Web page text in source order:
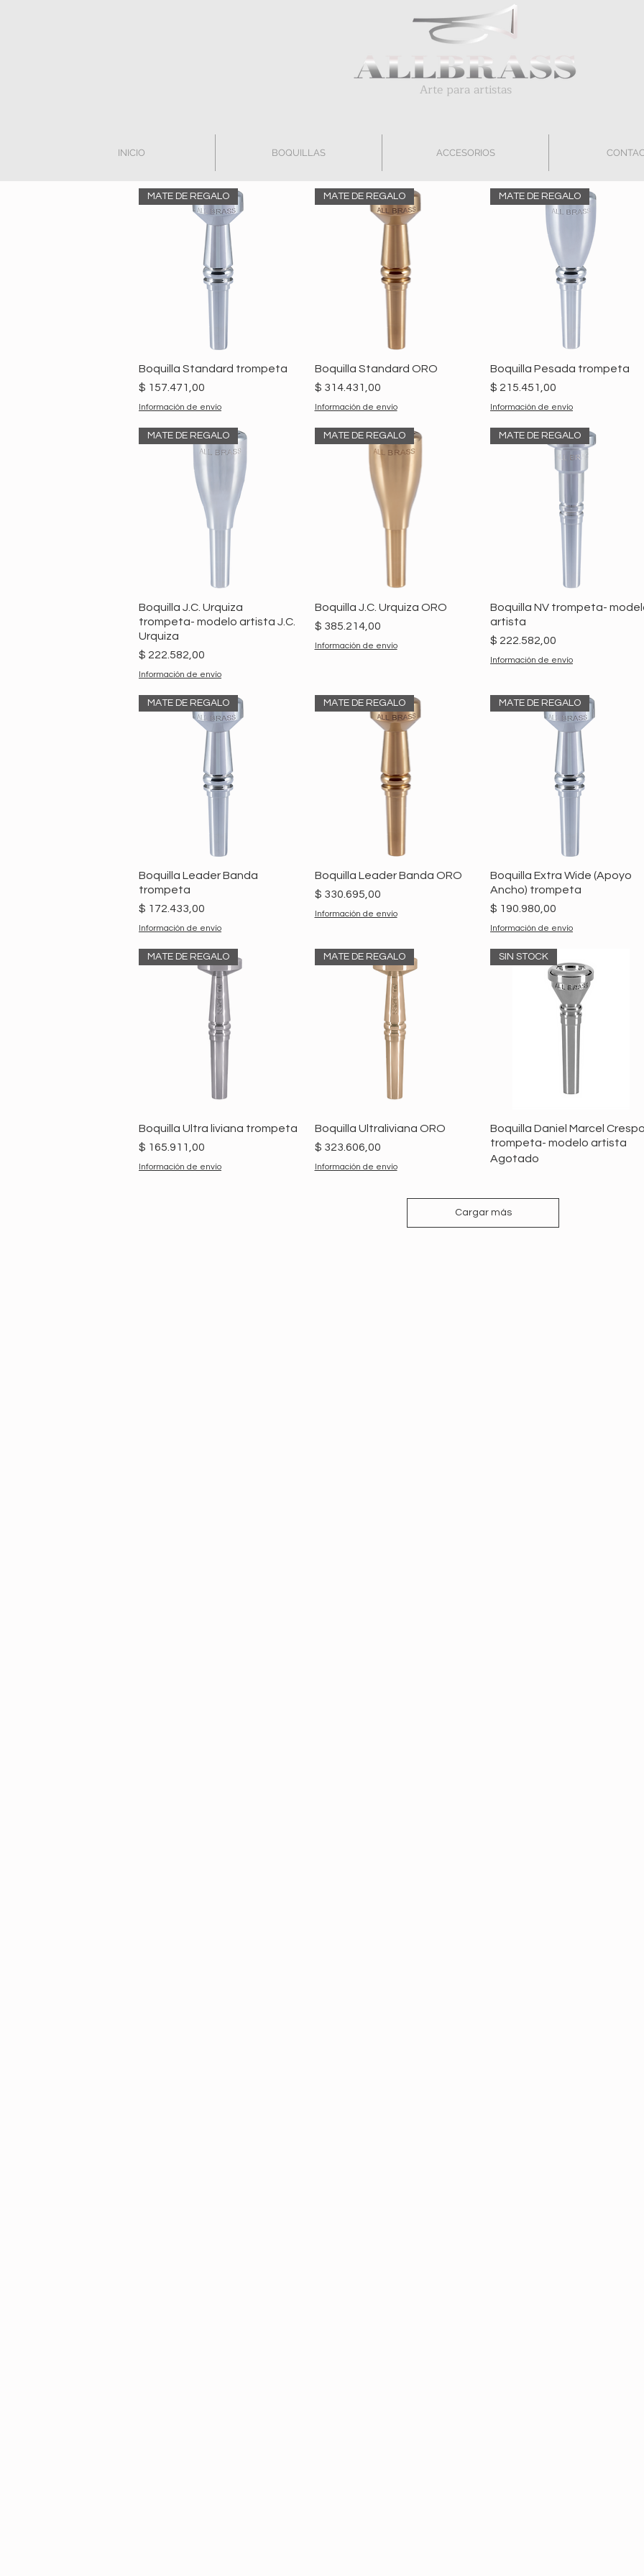
Arte para artistas
INICIO BOQUILLAS ACCESORIOS
MATE DE REGALO
Boquilla Standard trompeta
Precio
$ 157.471,00
Información de envío
MATE DE REGALO
Boquilla Standard ORO
Precio
$ 314.431,00
Información de envío
MATE DE REGALO
Boquilla Pesada trompeta
Precio
$ 215.451,00
Información de envío
MATE DE REGALO
Boquilla J.C. Urquiza
trompeta- modelo artista J.C.
Urquiza
Precio
$ 222.582,00
Información de envío
MATE DE REGALO
Boquilla J.C. Urquiza ORO
Precio
$ 385.214,00
Información de envío
MATE DE REGALO
Boquilla NV trompeta-
artista
Precio
$ 222.582,00
Información de envío
MATE DE REGALO
Boquilla Leader Banda
trompeta
Precio
$ 172.433,00
Información de envío
MATE DE REGALO
Boquilla Leader Banda ORO
Precio
$ 330.695,00
Información de envío
MATE DE REGALO
Boquilla Extra Wide (Apoyo
Ancho) trompeta
Precio
$ 190.980,00
Información de envío
MATE DE REGALO
Boquilla Ultra liviana trompeta
Precio
$ 165.911,00
Información de envío
MATE DE REGALO
Boquilla Ultraliviana ORO
Precio
$ 323.606,00
Información de envío
SIN STOCK
Boquilla Daniel Marcel
trompeta- modelo artista
Agotado
Cargar más